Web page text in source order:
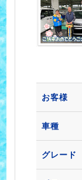
お客様
車種
グレード